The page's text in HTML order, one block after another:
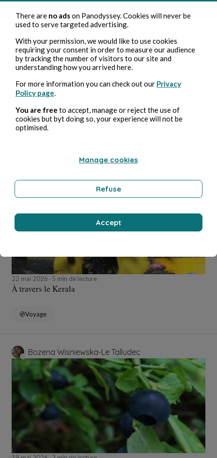
28 mai 2026
Moins vite
22 mai 2026 5 min de lecture
À travers le Kerala
Voyage
Bozena Wisniewska-Le Talludec
There are no adson Panodyssey. Cookies will never be
used to serve targeted advertising.
With your permission, we would like to use cookies
requiring your consent in order to measure our audience
by tracking the number of visitors to our site and
understanding how you arrived here.
For more information you can check out our Privacy
Policy page
You are free to accept, manage or reject the use of
cookies but byt doing so, your experience will not be
optimised.
Manage cookies
Refuse
Accept